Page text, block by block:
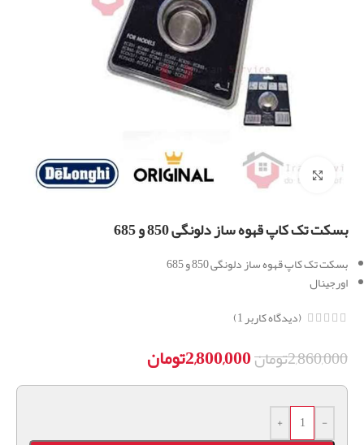
برای بزرگنمایی کلیک کنید
بسکت تک کاپ قهوه ساز دلونگی 850 و 685
بسکت تک کاپ قهوه ساز دلونگی 850 و 685
اورجینال
(دیدگاه کاربر1
)
2,860,000تومان2,800,000تومان
-
+